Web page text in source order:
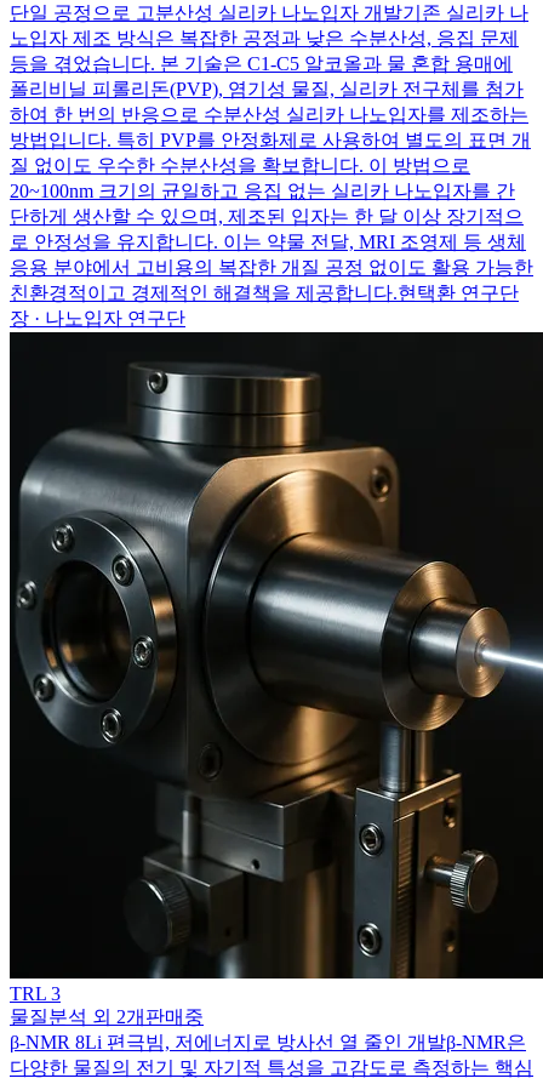
단일 공정으로 고분산성 실리카 나노입자 개발기존 실리카 나
노입자 제조 방식은 복잡한 공정과 낮은 수분산성, 응집 문제
등을 겪었습니다. 본 기술은 C1-C5 알코올과 물 혼합 용매에
폴리비닐 피롤리돈(PVP), 염기성 물질, 실리카 전구체를 첨가
하여 한 번의 반응으로 수분산성 실리카 나노입자를 제조하는
방법입니다. 특히 PVP를 안정화제로 사용하여 별도의 표면 개
질 없이도 우수한 수분산성을 확보합니다. 이 방법으로
20~100nm 크기의 균일하고 응집 없는 실리카 나노입자를 간
단하게 생산할 수 있으며, 제조된 입자는 한 달 이상 장기적으
로 안정성을 유지합니다. 이는 약물 전달, MRI 조영제 등 생체
응용 분야에서 고비용의 복잡한 개질 공정 없이도 활용 가능한
친환경적이고 경제적인 해결책을 제공합니다.현택환 연구단
장 · 나노입자 연구단
TRL 3
물질분석 외 2개 판매중
β-NMR 8Li 편극빔, 저에너지로 방사선 열 줄인 개발β-NMR은
다양한 물질의 전기 및 자기적 특성을 고감도로 측정하는 핵심